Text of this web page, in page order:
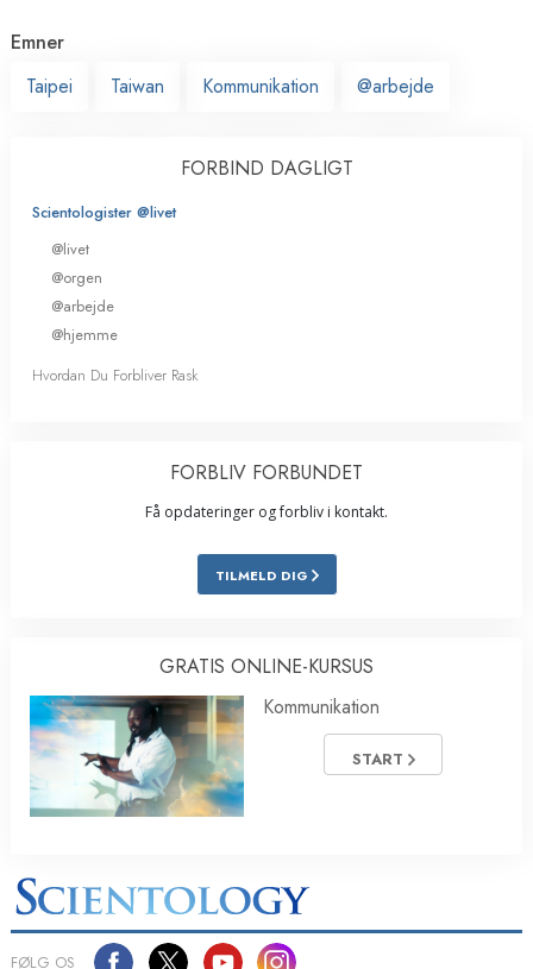
Emner
Taipei
Taiwan Kommunikation @arbejde
FORBIND DAGLIGT
Scientologister @livet
@livet
@orgen
@arbejde
@hjemme
Hvordan Du Forbliver Rask
FORBLIV FORBUNDET
Få opdateringer og forbliv i kontakt.
TILMELD DIG
GRATIS ONLINE-KURSUS
Kommunikation
START
FØLG OS